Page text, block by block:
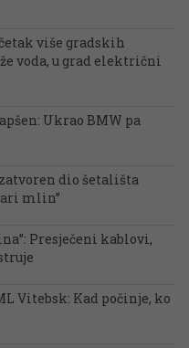
više gradskih
voda, u grad električni
Ukrao BMW pa
dio šetališta
mlin”
Presječeni kablovi,
Vitebsk: Kad počinje, ko